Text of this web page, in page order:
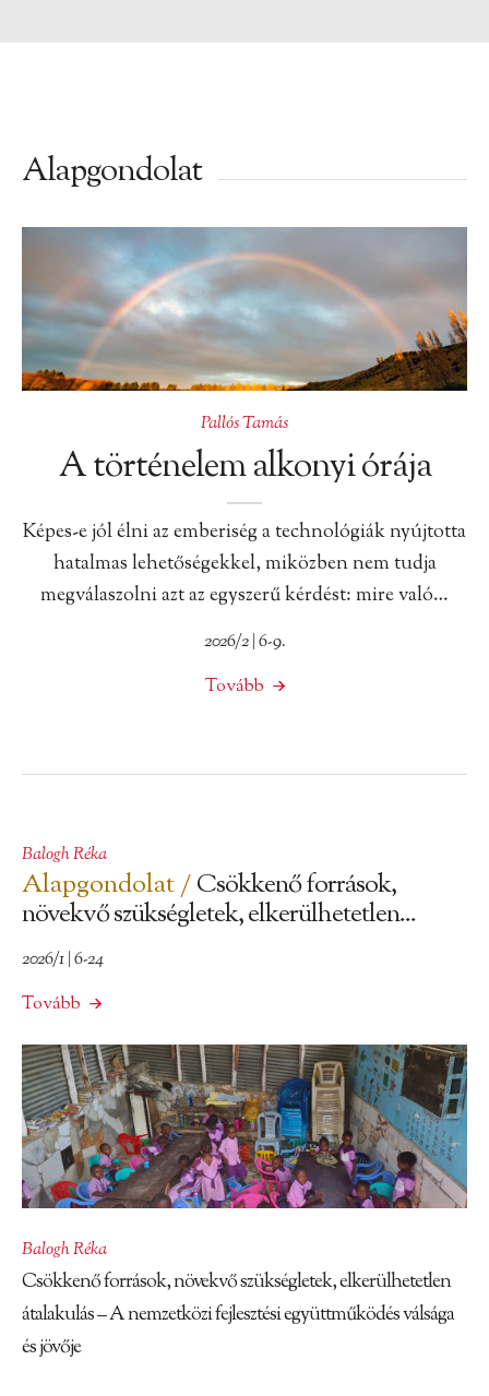
Alapgondolat
Pallós Tamás
A történelem alkonyi órája
Képes-e jól élni az emberiség a technológiák nyújtotta
hatalmas lehetőségekkel, miközben nem tudja
megválaszolni azt az egyszerű kérdést: mire való…
2026/2 | 6-9.
Tovább
Balogh Réka
Alapgondolat /Csökkenő források,
növekvő szükségletek, elkerülhetetlen...
2026/1 | 6-24
Tovább
Balogh Réka
Csökkenő források, növekvő szükségletek, elkerülhetetlen
átalakulás – A nemzetközi fejlesztési együttműködés válsága
és jövője